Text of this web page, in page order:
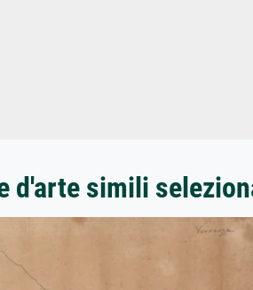
d'arte simili